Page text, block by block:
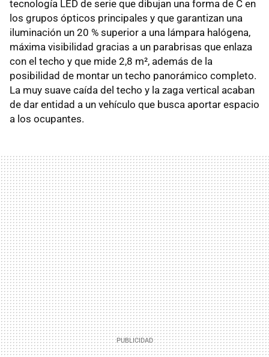
tecnología LED de serie que dibujan una forma de C en
los grupos ópticos principales y que garantizan una
iluminación un 20 % superior a una lámpara halógena,
máxima visibilidad gracias a un parabrisas que enlaza
con el techo y que mide 2,8 m², además de la
posibilidad de montar un techo panorámico completo.
La muy suave caída del techo y la zaga vertical acaban
de dar entidad a un vehículo que busca aportar espacio
a los ocupantes.